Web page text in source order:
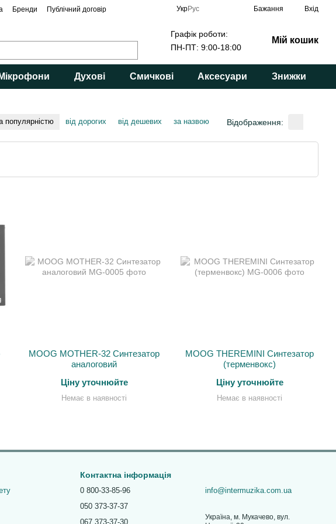
Бренди Публічний договір УкрРус Бажання Вхід
Графік роботи:
ПН-ПТ: 9:00-18:00
Мій кошик
Мікрофони Духові Смичкові Аксесуари Знижки
популярністю від дорогих від дешевих за назвою Відображення:
MOOG MOTHER-32 Синтезатор
аналоговий
Ціну уточнюйте
Немає в наявності
MOOG THEREMINI Синтезатор
(терменвокс)
Ціну уточнюйте
Немає в наявності
Контактна інформація
0 800-33-85-96
050 373-37-37
067 373-37-30
info@intermuzika.com.ua
Україна, м. Мукачево, вул.